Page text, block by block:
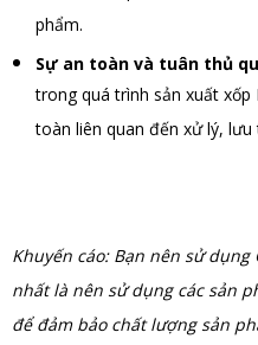
phẩm.
Sự an toàn và tuân thủ
trong quá trình sản xuất xốp
toàn liên quan đến xử lý,
Khuyến cáo: Bạn nên sử
nhất là nên sử dụng các sản
để đảm bảo chất lượng sản